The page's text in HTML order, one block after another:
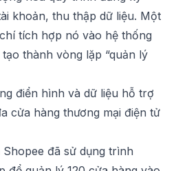
khoản, thu thập dữ liệu. Một
tích hợp nó vào hệ thống
thành vòng lặp “quản lý
điển hình và dữ liệu hỗ trợ
cửa hàng thương mại điện tử
đã sử dụng trình